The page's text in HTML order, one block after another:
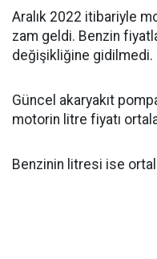
Aralık 2022 itibariyle
zam geldi. Benzin
değişikliğine gidilmedi.
Güncel akaryakıt
motorin litre fiyatı
Benzinin litresi ise